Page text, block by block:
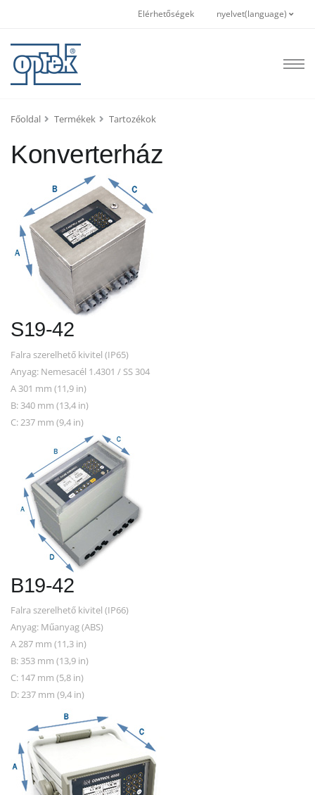
Elérhetőségek nyelvet(language)
Főoldal Termékek Tartozékok
Konverterház
S19-42
Falra szerelhető kivitel (IP65)
Anyag: Nemesacél 1.4301 / SS 304
A 301 mm (11,9 in)
B: 340 mm (13,4 in)
C: 237 mm (9,4 in)
B19-42
Falra szerelhető kivitel (IP66)
Anyag: Műanyag (ABS)
A 287 mm (11,3 in)
B: 353 mm (13,9 in)
C: 147 mm (5,8 in)
D: 237 mm (9,4 in)